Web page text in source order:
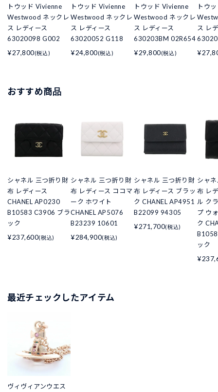
トウッド Vivienne
Westwood ネックレ
ス レディース
63020098 G002
¥27,800(税込)
トウッド Vivienne
Westwood ネックレ
ス レディース
63020052 G118
¥24,800(税込)
トウッド Vivienne
Westwood ネックレ
ス レディース
630203BM 02R654
¥29,800(税込)
トウ
ス レ
おすすめ商品
シャネル 三つ折り財
布 レディース
CHANEL AP0230
B10583 C3906 ブラ
ック
¥237,600(税込)
シャネル 三つ折り財
布 レディース ココマ
ーク ホワイト
CHANEL AP5076
B23239 10601
¥284,900(税込)
シャネル 三つ折り財
布 レディース ブラッ
ク CHANEL AP4951
B22099 94305
¥271,700(税込)
シャ
布 レ
ル ク
プ ウ
ク
ック
最近チェックしたアイテム
ヴィヴィアンウエス